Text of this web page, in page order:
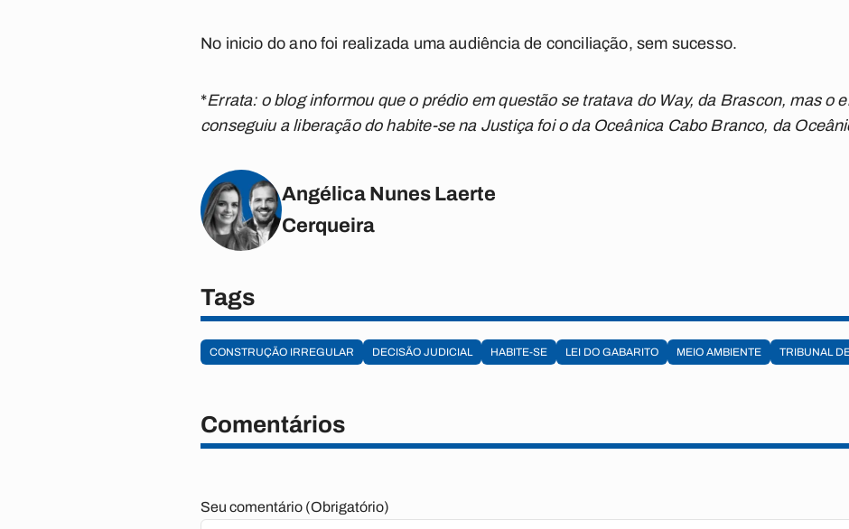
No inicio do ano foi realizada uma audiência de conciliação, sem sucesso.
*Errata: o blog informou que o prédio em questão se tratava do Way, da Brascon, mas o
conseguiu a liberação do habite-se na Justiça foi o da Oceânica Cabo Branco, da
Angélica Nunes Laerte
Cerqueira
Tags
CONSTRUÇÃO IRREGULAR DECISÃO JUDICIAL HABITE-SE LEI DO GABARITO MEIO AMBIENTE TRIBUNAL
Comentários
Seu comentário (Obrigatório)